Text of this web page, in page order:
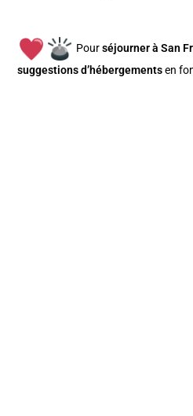
Pourséjourner à San
suggestions d’hébergementsen